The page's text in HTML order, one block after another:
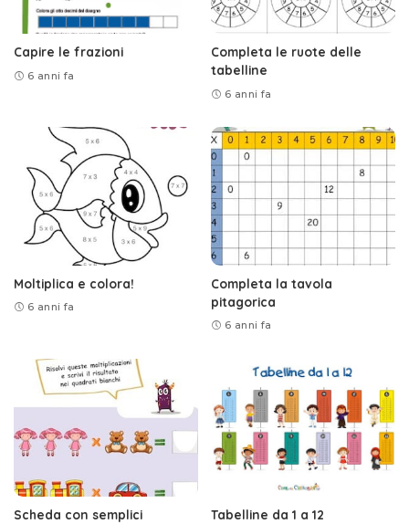
Capire le frazioni
6 anni fa
Completa le ruote delle
tabelline
6 anni fa
Moltiplica e colora!
6 anni fa
Completa la tavola
pitagorica
6 anni fa
Scheda con semplici
Tabelline da 1 a 12